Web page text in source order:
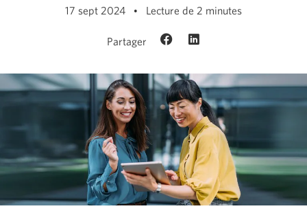
17 sept 2024
Lecture de 2 minutes
Partager